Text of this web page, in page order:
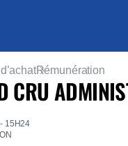
Rémunération
CRU
15H24